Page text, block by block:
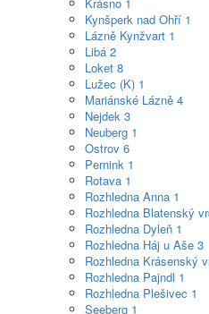
Kynšperk nad Ohří 1
Lázně Kynžvart 1
Libá 2
Loket 8
Lužec (K) 1
Mariánské Lázně 4
Nejdek 3
Neuberg 1
Ostrov 6
Pernink 1
Rotava 1
Rozhledna Anna 1
Rozhledna Blatenský
Rozhledna Dyleň 1
Rozhledna Háj u Aše 3
Rozhledna Krásenský
Rozhledna Pajndl 1
Rozhledna Plešivec 1
Seeberg 1